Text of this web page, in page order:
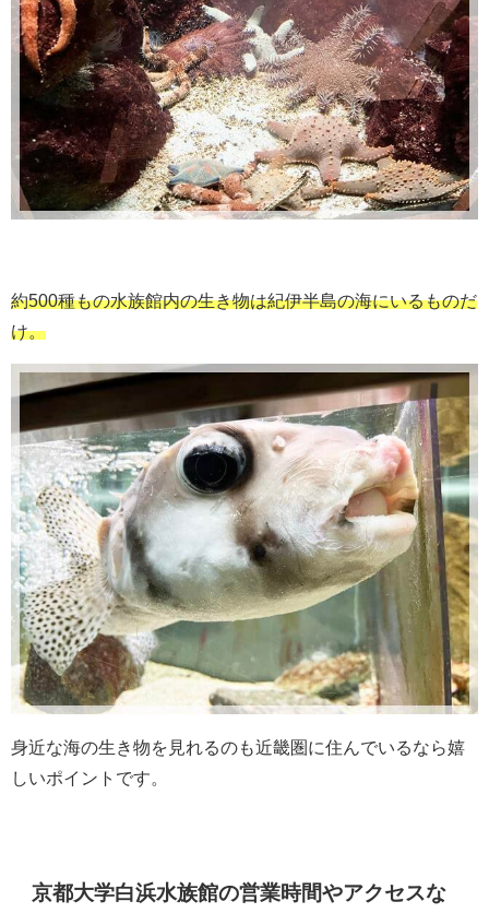
約500種もの水族館内の生き物は紀伊半島の海にいるものだ
け。
身近な海の生き物を見れるのも近畿圏に住んでいるなら嬉
しいポイントです。
京都大学白浜水族館の営業時間やアクセスな